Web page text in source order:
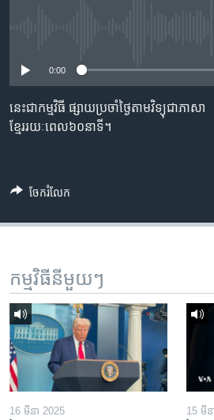
រចនា
សម្ព័ន្ធ​
រំលង​
កាន់​
កម្មវិធីទាំងអស់
Khmer English
ភាសា
0:00
នេះជាកម្មវិធី ផ្សាយប្រចាំថ្ងៃតាមវិទ្យុជាភាសា
ខ្មែររយៈពេល៦០នាទី។
ចែករំលែក
កម្មវិធី​នីមួយៗ
16 មីនា 2025 15 មីន